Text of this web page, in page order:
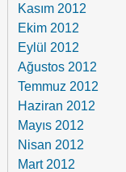
Kasım 2012
Ekim 2012
Eylül 2012
Ağustos 2012
Temmuz 2012
Haziran 2012
Mayıs 2012
Nisan 2012
Mart 2012